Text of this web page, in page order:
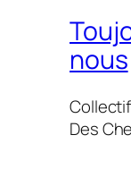
nous
Des